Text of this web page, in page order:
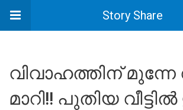
Story Share
വിവാഹത്തിന് മുന്നേ
മാറി!! പുതിയ